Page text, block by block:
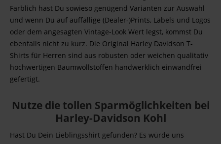
Farblich hast Du sowieso genügend Varianten zur Auswahl
und wenn Du auf auffällige (Dealer-)Prints, Labels und Logos
oder dem angesagten Vintage-Look Wert legst, kommst Du
ebenfalls nicht zu kurz. Die Original Harley Davidson T-
Shirts für Herren sind aus robusten oder weichen qualitativ
hochwertigen Baumwollstoffen handwerklich einwandfrei
gefertigt.
Nutze die tollen Sparmöglichkeiten bei
Harley-Davidson Kohl
Hast Du Dein Lieblingsshirt gefunden? Es würde uns